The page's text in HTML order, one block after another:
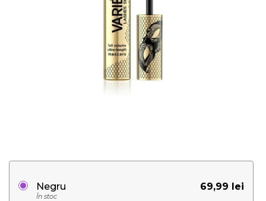
69,99 lei
Negru
În stoc